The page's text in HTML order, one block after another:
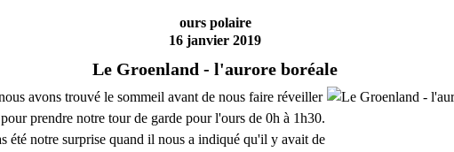
ours polaire
16 janvier 2019
Le Groenland - l'aurore boréale
avons trouvé le sommeil avant de nous faire réveiller
prendre notre tour de garde pour l'ours de 0h à 1h30.
été notre surprise quand il nous a indiqué qu'il y avait de